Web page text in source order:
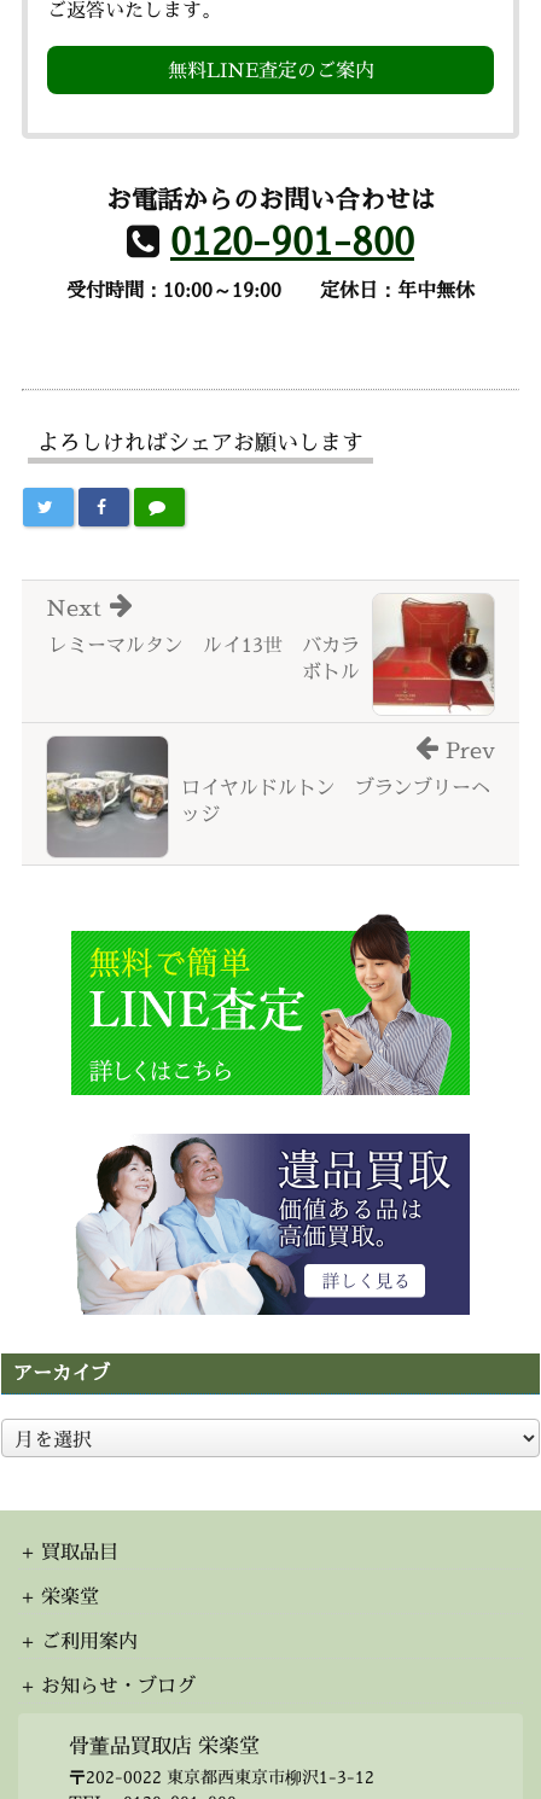
ご返答いたします。
無料LINE査定のご案内
お電話からのお問い合わせは
0120-901-800
受付時間：10:00～19:00 定休日：年中無休
よろしければシェアお願いします
レミーマルタン ルイ13世 バカラ
ボトル
Next
ロイヤルドルトン ブランブリーヘ
ッジ
Prev
アーカイブ
ア
ー
イ
買取品目
栄楽堂
ご利用案内
お知らせ・ブログ
骨董品買取店 栄楽堂
〒202-0022 東京都西東京市柳沢1-3-12